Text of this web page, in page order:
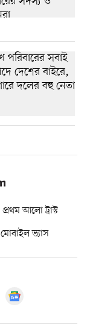
প্রথম আলো ট্রাস্ট
মোবাইল ভ্যাস